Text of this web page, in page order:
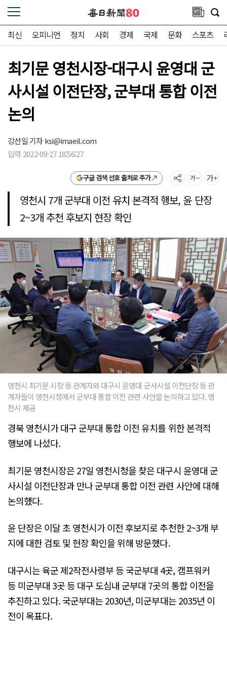
최신 오피니언 정치 사회 경제 국제 문화 스포츠
최기문 영천시장-대구시 윤영대 군
사시설 이전단장, 군부대 통합 이전
논의
강선일 기자ksi@imaeil.com
입력 2022-09-27 18:56:27
구글 검색 선호 출처로 추가
영천시 7개 군부대 이전 유치 본격적 행보, 윤 단장
2~3개 추천 후보지 현장 확인
영천시 최기문 시장 등 관계자와 대구시 윤영대 군사시설 이전단장 등 관
계자들이 영천시청에서 군부대 통합 이전 관련 사안을 논의하고 있다. 영
천시 제공
경북 영천시가 대구 군부대 통합 이전 유치를 위한 본격적
행보에 나섰다.
최기문 영천시장은 27일 영천시청을 찾은 대구시 윤영대 군
사시설 이전단장과 만나 군부대 통합 이전 관련 사안에 대해
논의했다.
윤 단장은 이달 초 영천시가 이전 후보지로 추천한 2~3개 부
지에 대한 검토 및 현장 확인을 위해 방문했다.
대구시는 육군 제2작전사령부 등 국군부대 4곳, 캠프워커
등 미군부대 3곳 등 대구 도심내 군부대 7곳의 통합 이전을
추진하고 있다. 국군부대는 2030년, 미군부대는 2035년 이
전이 목표다.